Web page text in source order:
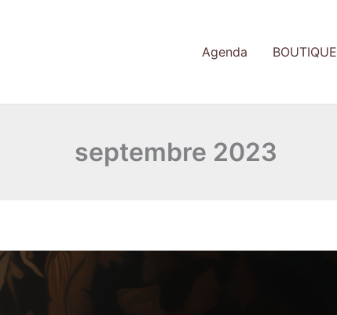
Agenda BOUTIQUE
septembre 2023